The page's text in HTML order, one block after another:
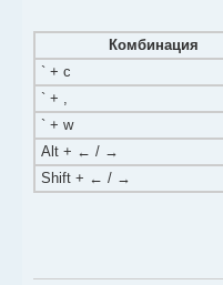
Комбинация
` + c
` + ,
` + w
Alt + ← / →
Shift + ← / →